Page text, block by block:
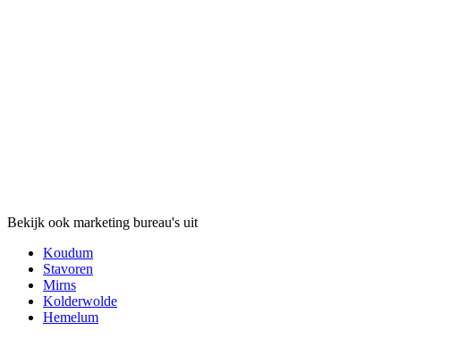
Bekijk ook marketing bureau's uit
Koudum
Stavoren
Mirns
Kolderwolde
Hemelum